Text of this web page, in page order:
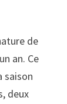
de
an. Ce
saison
deux